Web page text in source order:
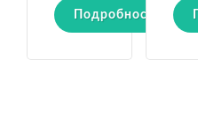
Подробности